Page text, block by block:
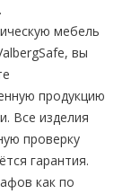
мебель
вы
продукцию
Все изделия
проверку
гарантия.
как по